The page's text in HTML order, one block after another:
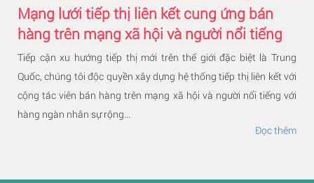
Mạng lưới tiếp thị liên kết cung ứng bán
hàng trên mạng xã hội và người nổi tiếng
Tiếp cận xu hướng tiếp thị mới trên thế giới đặc biệt là Trung
Quốc, chúng tôi độc quyền xây dựng hệ thống tiếp thị liên kết với
cộng tác viên bán hàng trên mạng xã hội và người nổi tiếng với
hàng ngàn nhân sự rộng...
Đọc thêm